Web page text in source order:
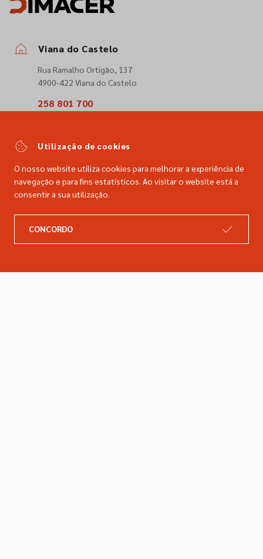
Viana do Castelo
Rua Ramalho Ortigão, 137
4900-422 Viana do Castelo
258 801 700
comercial@dimacer.com
Catálogo
Utilização de cookies
O nosso website utiliza cookies para melhorar a experiência de
navegação e para fins estatísticos. Ao visitar o website está a
consentir a sua utilização.
CONCORDO